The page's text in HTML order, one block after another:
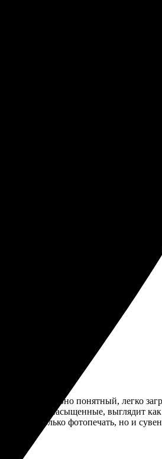
качеством!
размер, загрузила изображение,
цвета яркие и насыщенные.
довольна.
интуитивно понятный, легко
яркие и насыщенные, выглядит
не только фотопечать, но и